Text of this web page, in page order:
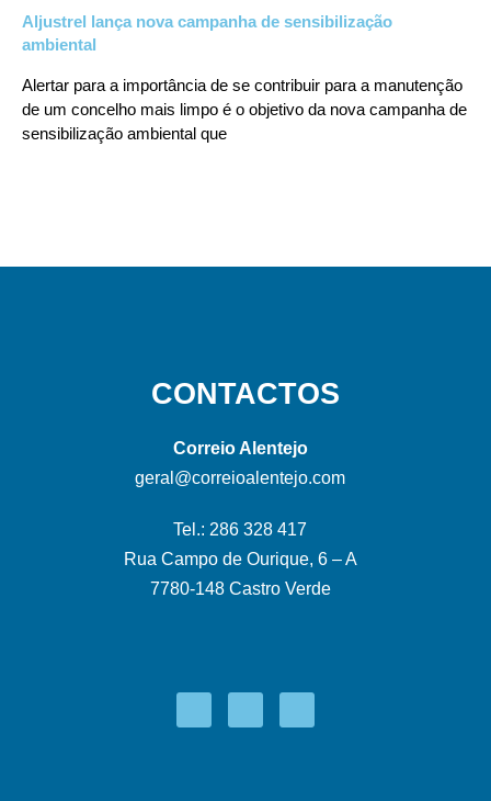
Aljustrel lança nova campanha de sensibilização
ambiental
Alertar para a importância de se contribuir para a manutenção
de um concelho mais limpo é o objetivo da nova campanha de
sensibilização ambiental que
CONTACTOS
Correio Alentejo
geral@correioalentejo.com
Tel.: 286 328 417
Rua Campo de Ourique, 6 – A
7780-148 Castro Verde